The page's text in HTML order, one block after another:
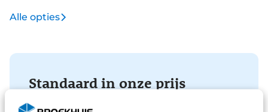
Alle opties
Standaard in onze prijs